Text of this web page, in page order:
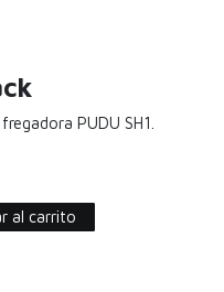
PUDU SH1.
al carrito